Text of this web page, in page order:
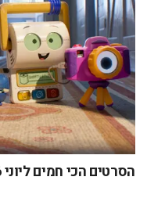
הסרטים הכי חמים ליוני 2026